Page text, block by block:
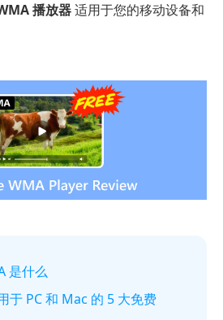
播放器适用于您的移动设备和
是什么
于 PC 和 Mac 的 5 大免费